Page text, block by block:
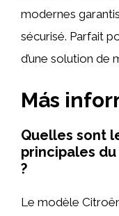
modernes
sécurisé. Parfait
d’une solution de
Más
Quelles sont
principales
?
Le modèle